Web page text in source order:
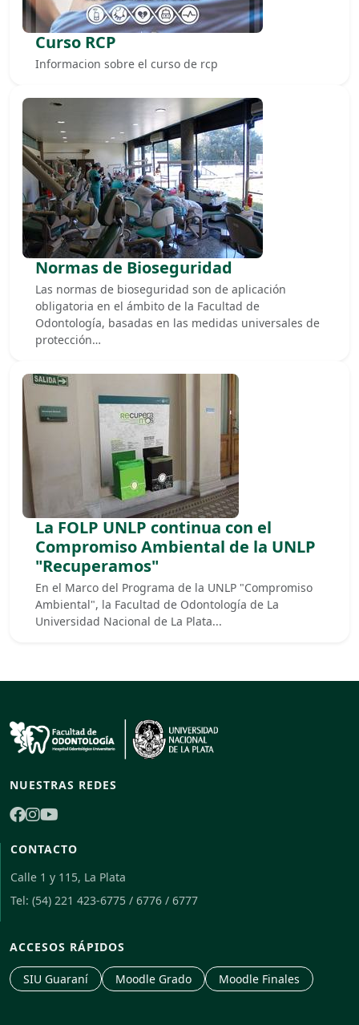
Curso RCP
Informacion sobre el curso de rcp
Normas de Bioseguridad
Las normas de bioseguridad son de aplicación
obligatoria en el ámbito de la Facultad de
Odontología, basadas en las medidas universales de
protección…
La FOLP UNLP continua con el
Compromiso Ambiental de la UNLP
"Recuperamos"
En el Marco del Programa de la UNLP "Compromiso
Ambiental", la Facultad de Odontología de La
Universidad Nacional de La Plata...
NUESTRAS REDES
CONTACTO
Calle 1 y 115, La Plata
Tel: (54) 221 423-6775 / 6776 / 6777
ACCESOS RÁPIDOS
SIU Guaraní Moodle Grado Moodle Finales
Folpy
En línea